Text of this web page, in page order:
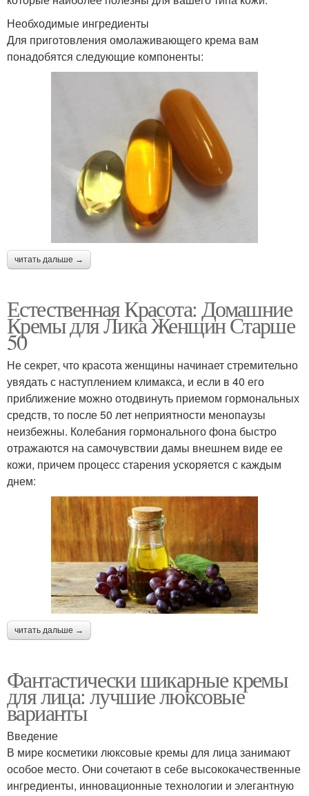
Необходимые ингредиенты
Для приготовления омолаживающего крема вам
понадобятся следующие компоненты:
читать дальше →
Естественная Красота: Домашние
Кремы для Лика Женщин Старше
50
Не секрет, что красота женщины начинает стремительно
увядать с наступлением климакса, и если в 40 его
приближение можно отодвинуть приемом гормональных
средств, то после 50 лет неприятности менопаузы
неизбежны. Колебания гормонального фона быстро
отражаются на самочувствии дамы внешнем виде ее
кожи, причем процесс старения ускоряется с каждым
днем:
читать дальше →
Фантастически шикарные кремы
для лица: лучшие люксовые
варианты
Введение
В мире косметики люксовые кремы для лица занимают
особое место. Они сочетают в себе высококачественные
ингредиенты, инновационные технологии и элегантную